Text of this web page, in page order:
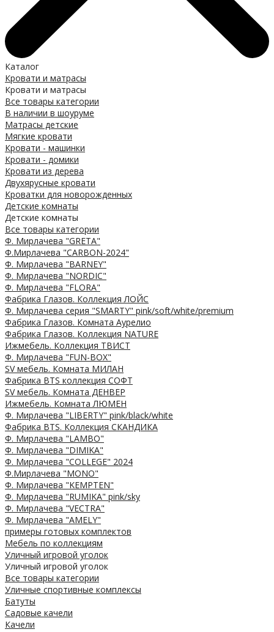
Каталог
Кровати и матрасы
Кровати и матрасы
Все товары категории
В наличии в шоуруме
Матрасы детские
Мягкие кровати
Кровати - машинки
Кровати - домики
Кровати из дерева
Двухярусные кровати
Кроватки для новорожденных
Детские комнаты
Детские комнаты
Все товары категории
Ф. Мирлачева "GRETA"
Ф.Мирлачева "CARBON-2024"
Ф. Мирлачева "BARNEY"
Ф. Мирлачева "NORDIC"
Ф. Мирлачева "FLORA"
Фабрика Глазов. Коллекция ЛОЙС
Ф. Мирлачева серия "SMARTY" pink/soft/white/premium
Фабрика Глазов. Комната Аурелио
Фабрика Глазов. Коллекция NATURE
Ижмебель. Коллекция ТВИСТ
Ф. Мирлачева "FUN-BOX"
SV мебель. Комната МИЛАН
Фабрика BTS коллекция СОФТ
SV мебель. Комната ДЕНВЕР
Ижмебель. Комната ЛЮМЕН
Ф. Мирлачева "LIBERTY" pink/black/white
Фабрика BTS. Коллекция СКАНДИКА
Ф. Мирлачева "LAMBO"
Ф. Мирлачева "DIMIKA"
Ф. Мирлачева "COLLEGE" 2024
Ф.Мирлачева "MONO"
Ф. Мирлачева "KEMPTEN"
Ф. Мирлачева "RUMIKA" pink/sky
Ф. Мирлачева "VECTRA"
Ф. Мирлачева "AMELY"
примеры готовых комплектов
Мебель по коллекциям
Уличный игровой уголок
Уличный игровой уголок
Все товары категории
Уличные спортивные комплексы
Батуты
Садовые качели
Качели